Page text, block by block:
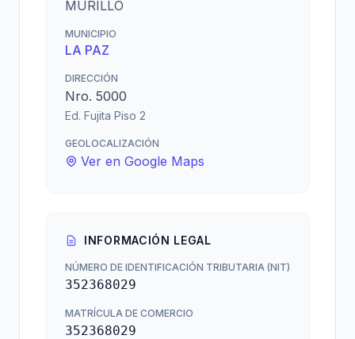
MURILLO
MUNICIPIO
LA PAZ
DIRECCIÓN
Nro. 5000
Ed. Fujita Piso 2
GEOLOCALIZACIÓN
Ver en Google Maps
INFORMACIÓN LEGAL
NÚMERO DE IDENTIFICACIÓN TRIBUTARIA (NIT)
352368029
MATRÍCULA DE COMERCIO
352368029